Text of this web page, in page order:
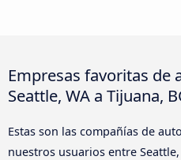
Empresas favoritas de
Seattle, WA a Tijuana,
Estas son las compañías de
nuestros usuarios entre Seattle,